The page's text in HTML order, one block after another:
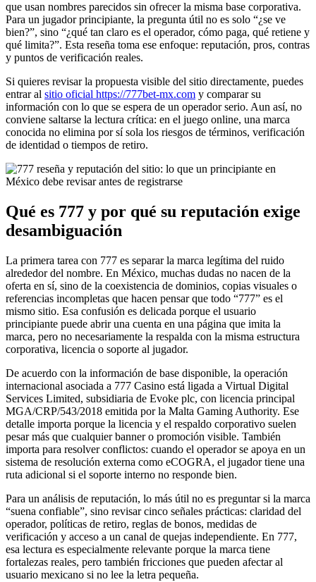
que usan nombres parecidos sin ofrecer la misma base corporativa.
Para un jugador principiante, la pregunta útil no es solo “¿se ve
bien?”, sino “¿qué tan claro es el operador, cómo paga, qué retiene y
qué limita?”. Esta reseña toma ese enfoque: reputación, pros, contras
y puntos de verificación reales.
Si quieres revisar la propuesta visible del sitio directamente, puedes
entrar al sitio oficial https://777bet-mx.com y comparar su
información con lo que se espera de un operador serio. Aun así, no
conviene saltarse la lectura crítica: en el juego online, una marca
conocida no elimina por sí sola los riesgos de términos, verificación
de identidad o tiempos de retiro.
Qué es 777 y por qué su reputación exige
desambiguación
La primera tarea con 777 es separar la marca legítima del ruido
alrededor del nombre. En México, muchas dudas no nacen de la
oferta en sí, sino de la coexistencia de dominios, copias visuales o
referencias incompletas que hacen pensar que todo “777” es el
mismo sitio. Esa confusión es delicada porque el usuario
principiante puede abrir una cuenta en una página que imita la
marca, pero no necesariamente la respalda con la misma estructura
corporativa, licencia o soporte al jugador.
De acuerdo con la información de base disponible, la operación
internacional asociada a 777 Casino está ligada a Virtual Digital
Services Limited, subsidiaria de Evoke plc, con licencia principal
MGA/CRP/543/2018 emitida por la Malta Gaming Authority. Ese
detalle importa porque la licencia y el respaldo corporativo suelen
pesar más que cualquier banner o promoción visible. También
importa para resolver conflictos: cuando el operador se apoya en un
sistema de resolución externa como eCOGRA, el jugador tiene una
ruta adicional si el soporte interno no responde bien.
Para un análisis de reputación, lo más útil no es preguntar si la marca
“suena confiable”, sino revisar cinco señales prácticas: claridad del
operador, políticas de retiro, reglas de bonos, medidas de
verificación y acceso a un canal de quejas independiente. En 777,
esa lectura es especialmente relevante porque la marca tiene
fortalezas reales, pero también fricciones que pueden afectar al
usuario mexicano si no lee la letra pequeña.